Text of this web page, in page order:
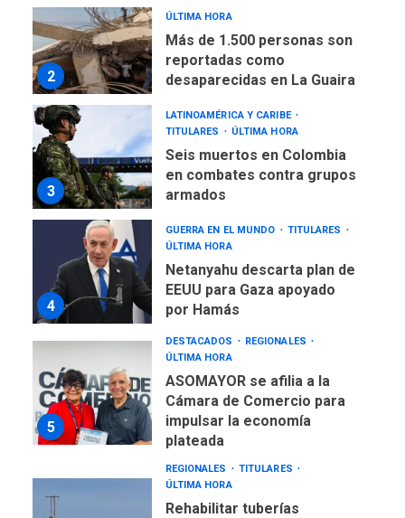
2
ÚLTIMA HORA
Más de 1.500 personas son
reportadas como
desaparecidas en La Guaira
3
LATINOAMÉRICA Y CARIBE
TITULARES
ÚLTIMA HORA
Seis muertos en Colombia
en combates contra grupos
armados
4
GUERRA EN EL MUNDO
TITULARES
ÚLTIMA HORA
Netanyahu descarta plan de
EEUU para Gaza apoyado
por Hamás
5
DESTACADOS
REGIONALES
ÚLTIMA HORA
ASOMAYOR se afilia a la
Cámara de Comercio para
impulsar la economía
plateada
REGIONALES
TITULARES
ÚLTIMA HORA
Rehabilitar tuberías